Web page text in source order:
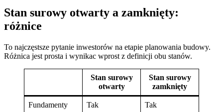
Stan surowy otwarty a zamknięty:
różnice
To najczęstsze pytanie inwestorów na etapie planowania budowy.
Różnica jest prosta i wynikac wprost z definicji obu stanów.
Stan surowy
otwarty
Stan surowy
zamknięty
Fundamenty Tak Tak